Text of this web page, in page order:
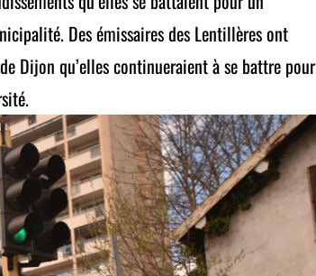
Des émissaires des Lentillères ont
Dijon qu’elles continueraient à se battre pour